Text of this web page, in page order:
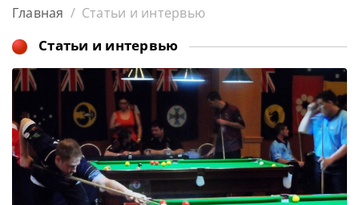
Главная / Статьи и интервью
Статьи и интервью